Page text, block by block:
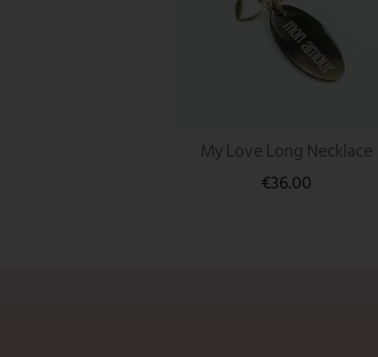
My Love Long Necklace
€36.00